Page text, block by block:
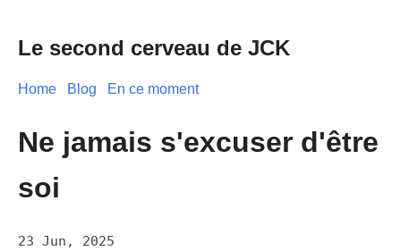
Le second cerveau de JCK
Home Blog En ce moment
Ne jamais s'excuser d'être
soi
23 Jun, 2025